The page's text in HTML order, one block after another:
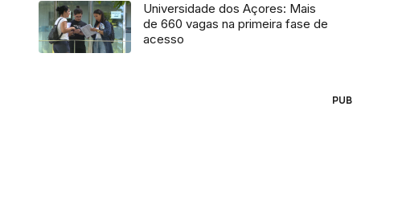
Universidade dos Açores: Mais
de 660 vagas na primeira fase de
acesso
PUB